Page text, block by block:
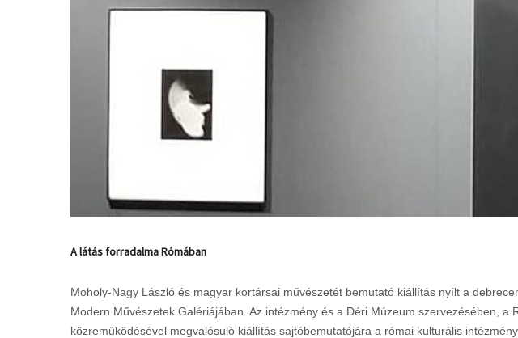
A látás forradalma Rómában
Moholy-Nagy László és magyar kortársai művészetét bemutató kiállítás nyílt a
Modern Művészetek Galériájában. Az intézmény és a Déri Múzeum szervezésében, a
közreműködésével megvalósuló kiállítás sajtóbemutatójára a római kulturális